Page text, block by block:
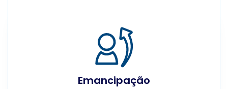
Emancipação